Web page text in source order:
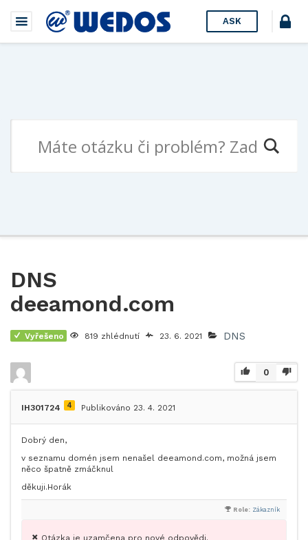
ASK
DNS
deeamond.com
Vyřešeno 819 zhlédnutí 23. 6. 2021 DNS
0
IH301724 4 Publikováno 23. 4. 2021
Dobrý den,
v seznamu domén jsem nenašel deeamond.com, možná jsem
něco špatně zmáčknul
děkuji.Horák
Role: Zákazník
Otázka je uzamčena pro nové odpovědi.